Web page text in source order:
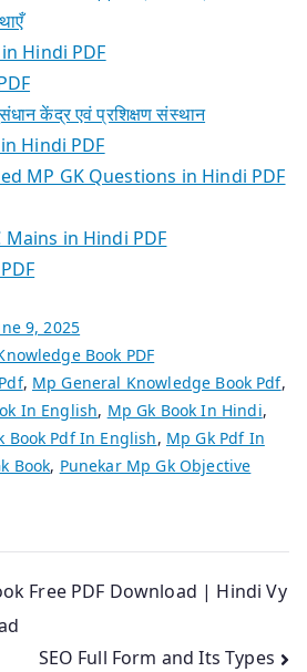
Hindi PDF
केंद्र एवं प्रशिक्षण संस्थान
Hindi PDF
MP GK Questions in Hindi PDF
Mains in Hindi PDF
9, 2025
Book PDF
, Mp General Knowledge Book Pdf,
In English, Mp Gk Book In Hindi,
Book Pdf In English, Mp Gk Pdf In
Book, Punekar Mp Gk Objective
Free PDF Download | Hindi Vy
SEO Full Form and Its Types